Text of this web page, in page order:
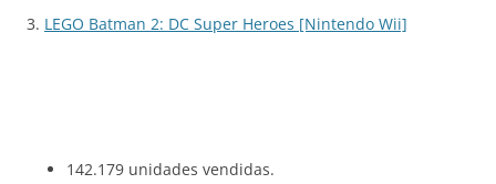
3. LEGO Batman 2: DC Super Heroes [Nintendo Wii]
142.179 unidades vendidas.